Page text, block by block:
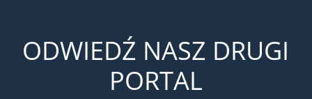
ODWIEDŹ NASZ DRUGI
PORTAL